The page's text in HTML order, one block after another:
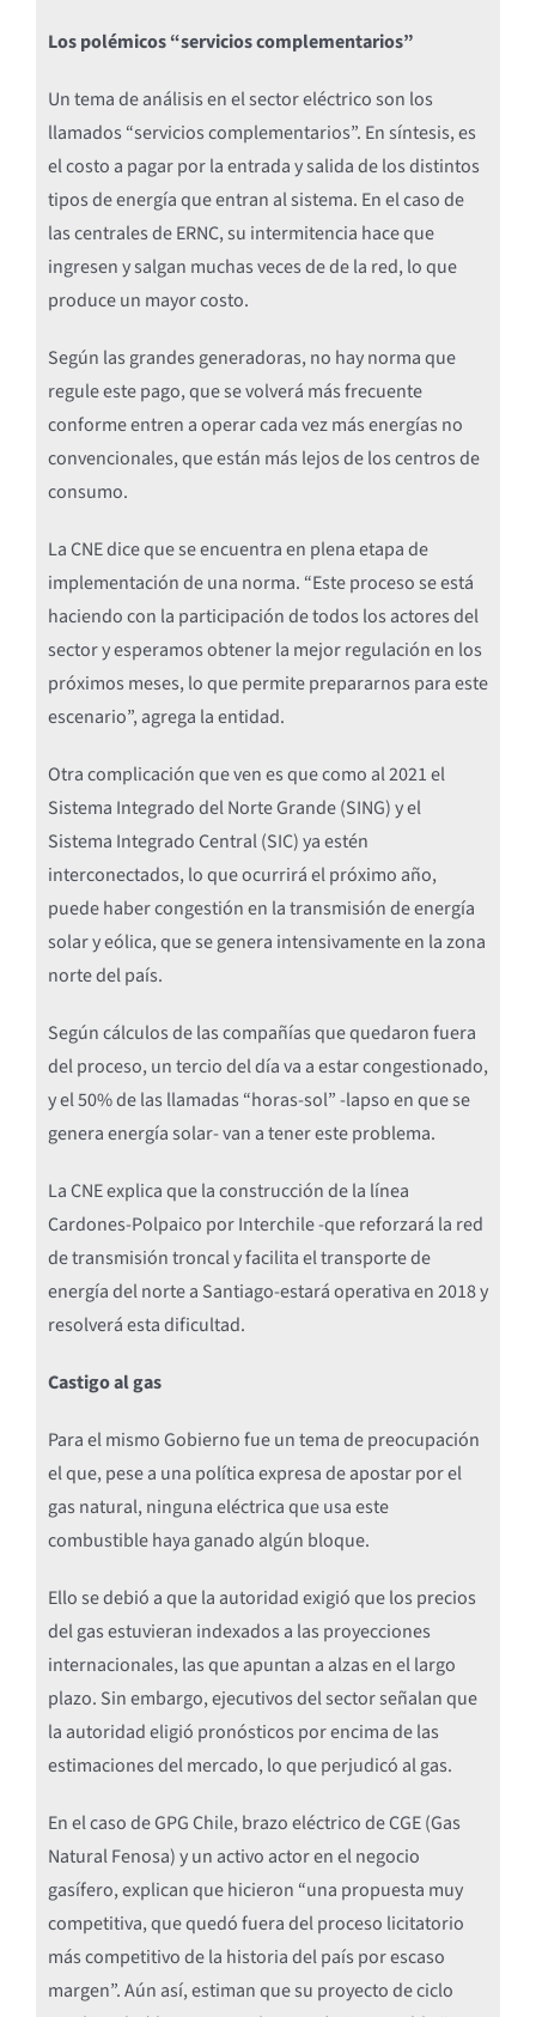
Los polémicos “servicios complementarios”
Un tema de análisis en el sector eléctrico son los
llamados “servicios complementarios”. En síntesis, es
el costo a pagar por la entrada y salida de los distintos
tipos de energía que entran al sistema. En el caso de
las centrales de ERNC, su intermitencia hace que
ingresen y salgan muchas veces de de la red, lo que
produce un mayor costo.
Según las grandes generadoras, no hay norma que
regule este pago, que se volverá más frecuente
conforme entren a operar cada vez más energías no
convencionales, que están más lejos de los centros de
consumo.
La CNE dice que se encuentra en plena etapa de
implementación de una norma. “Este proceso se está
haciendo con la participación de todos los actores del
sector y esperamos obtener la mejor regulación en los
próximos meses, lo que permite prepararnos para este
escenario”, agrega la entidad.
Otra complicación que ven es que como al 2021 el
Sistema Integrado del Norte Grande (SING) y el
Sistema Integrado Central (SIC) ya estén
interconectados, lo que ocurrirá el próximo año,
puede haber congestión en la transmisión de energía
solar y eólica, que se genera intensivamente en la zona
norte del país.
Según cálculos de las compañías que quedaron fuera
del proceso, un tercio del día va a estar congestionado,
y el 50% de las llamadas “horas-sol” -lapso en que se
genera energía solar- van a tener este problema.
La CNE explica que la construcción de la línea
Cardones-Polpaico por Interchile -que reforzará la red
de transmisión troncal y facilita el transporte de
energía del norte a Santiago-estará operativa en 2018 y
resolverá esta dificultad.
Castigo al gas
Para el mismo Gobierno fue un tema de preocupación
el que, pese a una política expresa de apostar por el
gas natural, ninguna eléctrica que usa este
combustible haya ganado algún bloque.
Ello se debió a que la autoridad exigió que los precios
del gas estuvieran indexados a las proyecciones
internacionales, las que apuntan a alzas en el largo
plazo. Sin embargo, ejecutivos del sector señalan que
la autoridad eligió pronósticos por encima de las
estimaciones del mercado, lo que perjudicó al gas.
En el caso de GPG Chile, brazo eléctrico de CGE (Gas
Natural Fenosa) y un activo actor en el negocio
gasífero, explican que hicieron “una propuesta muy
competitiva, que quedó fuera del proceso licitatorio
más competitivo de la historia del país por escaso
margen”. Aún así, estiman que su proyecto de ciclo